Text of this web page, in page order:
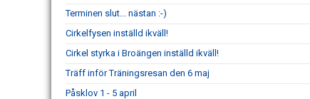
Terminen slut... nästan :-)
Cirkelfysen inställd ikväll!
Cirkel styrka i Broängen inställd ikväll!
Träff inför Träningsresan den 6 maj
Påsklov 1 - 5 april